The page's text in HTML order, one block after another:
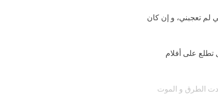
لم تعجبني، و إن كان
على أفلام
الطرق و الموت